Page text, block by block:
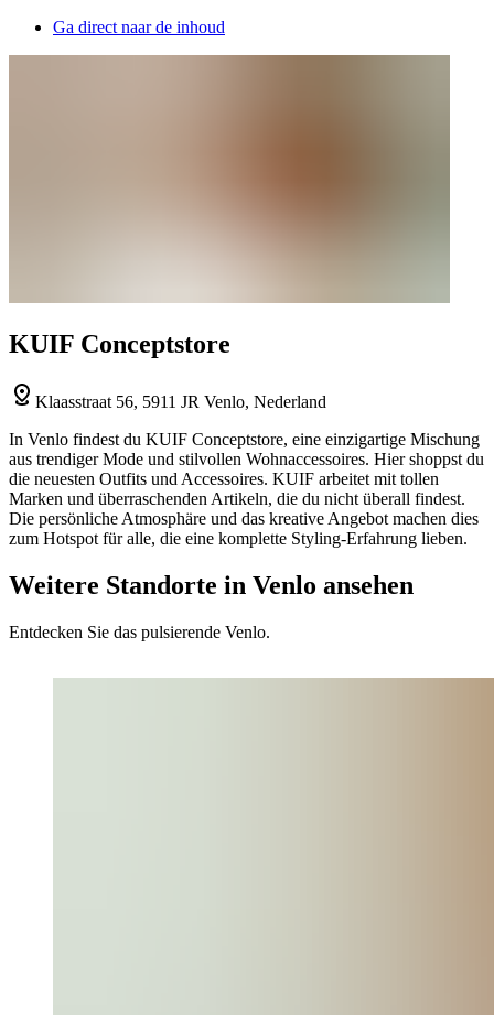
Ga direct naar de inhoud
KUIF Conceptstore
Klaasstraat 56, 5911 JR Venlo, Nederland
In Venlo findest du KUIF Conceptstore, eine einzigartige Mischung
aus trendiger Mode und stilvollen Wohnaccessoires. Hier shoppst du
die neuesten Outfits und Accessoires. KUIF arbeitet mit tollen
Marken und überraschenden Artikeln, die du nicht überall findest.
Die persönliche Atmosphäre und das kreative Angebot machen dies
zum Hotspot für alle, die eine komplette Styling-Erfahrung lieben.
Weitere Standorte in Venlo ansehen
Entdecken Sie das pulsierende Venlo.